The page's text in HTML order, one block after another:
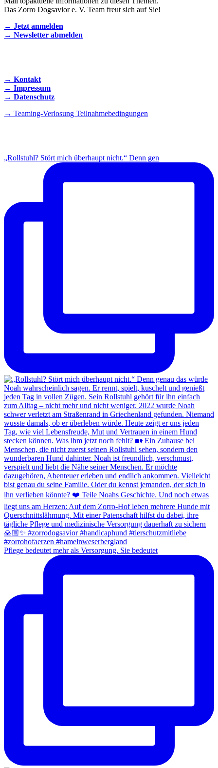
Das Zorro Dogsavior e. V. Team freut sich auf Sie!
→ Jetzt anmelden
→ Newsletter abmelden
→ Kontakt
→ Impressum
→ Datenschutz
→ Teaming-Verlosung Teilnahmebedingungen
„Rollstuhl? Stört mich überhaupt nicht.“ Denn gen
Pflege bedeutet mehr als Versorgung. Sie bedeutet